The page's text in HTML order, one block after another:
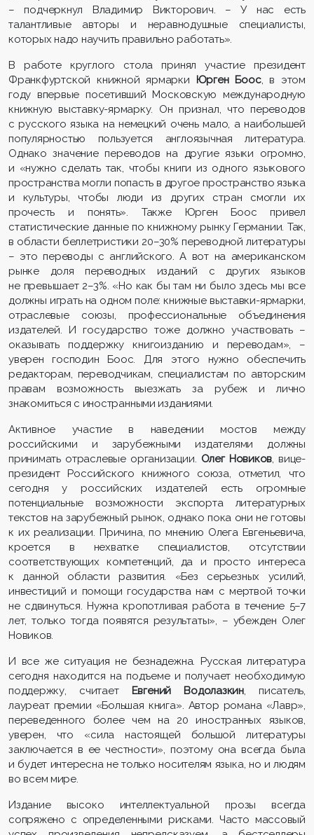
– подчеркнул Владимир Викторович. – У нас есть
талантливые авторы и неравнодушные специалисты,
которых надо научить правильно работать».
В работе круглого стола принял участие президент
Франкфуртской книжной ярмарки Юрген Боос, в этом
году впервые посетивший Московскую международную
книжную выставку-ярмарку. Он признал, что переводов
с русского языка на немецкий очень мало, а наибольшей
популярностью пользуется англоязычная литература.
Однако значение переводов на другие языки огромно,
и «нужно сделать так, чтобы книги из одного языкового
пространства могли попасть в другое пространство языка
и культуры, чтобы люди из других стран смогли их
прочесть и понять». Также Юрген Боос привел
статистические данные по книжному рынку Германии. Так,
в области беллетристики 20–30% переводной литературы
– это переводы с английского. А вот на американском
рынке доля переводных изданий с других языков
не превышает 2–3%. «Но как бы там ни было здесь мы все
должны играть на одном поле: книжные выставки-ярмарки,
отраслевые союзы, профессиональные объединения
издателей. И государство тоже должно участвовать –
оказывать поддержку книгоизданию и переводам», –
уверен господин Боос. Для этого нужно обеспечить
редакторам, переводчикам, специалистам по авторским
правам возможность выезжать за рубеж и лично
знакомиться с иностранными изданиями.
Активное участие в наведении мостов между
российскими и зарубежными издателями должны
принимать отраслевые организации. Олег Новиков , вице-
президент Российского книжного союза, отметил, что
сегодня у российских издателей есть огромные
потенциальные возможности экспорта литературных
текстов на зарубежный рынок, однако пока они не готовы
к их реализации. Причина, по мнению Олега Евгеньевича,
кроется в нехватке специалистов, отсутствии
соответствующих компетенций, да и просто интереса
к данной области развития. «Без серьезных усилий,
инвестиций и помощи государства нам с мертвой точки
не сдвинуться. Нужна кропотливая работа в течение 5–7
лет, только тогда появятся результаты», – убежден Олег
Новиков.
И все же ситуация не безнадежна. Русская литература
сегодня находится на подъеме и получает необходимую
поддержку, считает Евгений Водолазкин , писатель,
лауреат премии «Большая книга». Автор романа «Лавр»,
переведенного более чем на 20 иностранных языков,
уверен, что «сила настоящей большой литературы
заключается в ее честности», поэтому она всегда была
и будет интересна не только носителям языка, но и людям
во всем мире.
Издание высоко интеллектуальной прозы всегда
сопряжено с определенными рисками. Часто массовый